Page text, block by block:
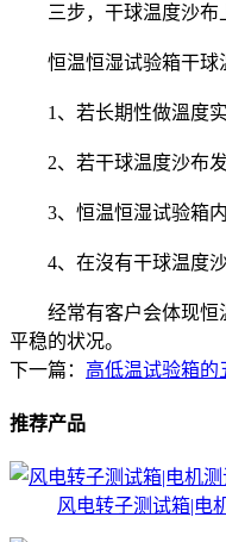
三步，干球温度沙布上
恒温恒湿试验箱干球
1、若长期性做溫度实
2、若干球温度沙布发
3、恒温恒湿试验箱内
4、在沒有干球温度沙
经常有客户会体现恒温
平稳的状况。
下一篇： 高低温试验箱的
推荐产品
风电转子测试箱|电